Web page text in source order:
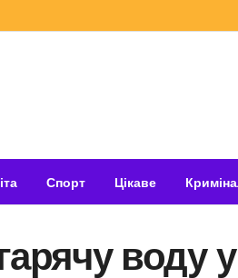
Спорт Цікаве
воду у